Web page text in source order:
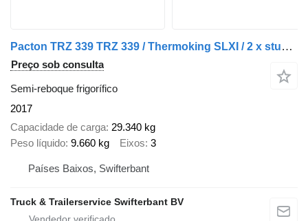
Pacton TRZ 339 TRZ 339 / Thermoking SLXI / 2 x stuuras 1 x liftas
Preço sob consulta
Semi-reboque frigorífico
2017
Capacidade de carga 29.340 kg
Peso líquido 9.660 kg Eixos 3
Países Baixos, Swifterbant
Truck & Trailerservice Swifterbant BV